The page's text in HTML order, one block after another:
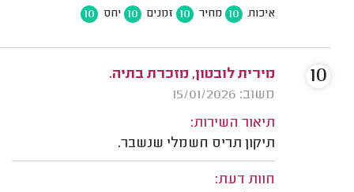
איכות 10 מחיר 10 זמנים 10 יחס 10
מירית לובטון, מזכרת בתיה.
משוב: 15/01/2026
תיאור השירות:
תיקון תריס חשמלי שנשבר.
חוות דעת:
10